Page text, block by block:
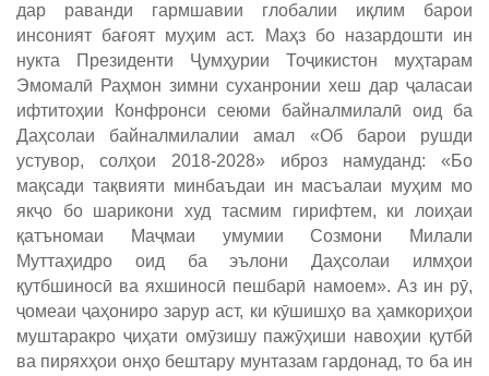
дар раванди гармшавии глобалии иқлим барои
инсоният бағоят муҳим аст. Маҳз бо назардошти ин
нукта Президенти Ҷумҳурии Тоҷикистон муҳтарам
Эмомалӣ Раҳмон зимни суханронии хеш дар ҷаласаи
ифтитоҳии Конфронси сеюми байналмилалӣ оид ба
Даҳсолаи байналмилалии амал «Об барои рушди
устувор, солҳои 2018-2028» иброз намуданд: «Бо
мақсади тақвияти минбаъдаи ин масъалаи муҳим мо
якҷо бо шарикони худ тасмим гирифтем, ки лоиҳаи
қатъномаи Маҷмаи умумии Созмони Милали
Муттаҳидро оид ба эълони Даҳсолаи илмҳои
қутбшиносӣ ва яхшиносӣ пешбарӣ намоем». Аз ин рӯ,
ҷомеаи ҷаҳониро зарур аст, ки кӯшишҳо ва ҳамкориҳои
муштаракро ҷиҳати омӯзишу пажӯҳиши навоҳии қутбӣ
ва пиряхҳои онҳо бештару мунтазам гардонад, то ба ин